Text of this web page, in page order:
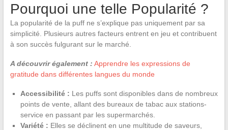
Pourquoi une telle Popularité ?
La popularité de la puff ne s’explique pas uniquement par sa
simplicité. Plusieurs autres facteurs entrent en jeu et contribuent
à son succès fulgurant sur le marché.
A découvrir également : Apprendre les expressions de
gratitude dans différentes langues du monde
Accessibilité : Les puffs sont disponibles dans de nombreux
points de vente, allant des bureaux de tabac aux stations-
service en passant par les supermarchés.
Variété : Elles se déclinent en une multitude de saveurs,